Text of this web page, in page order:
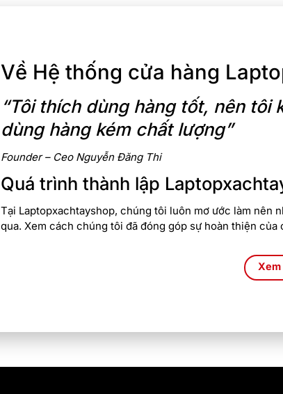
Về Hệ thống cửa hàng
“Tôi thích dùng hàng tốt, nên tôi
dùng hàng kém chất lượng”
Founder – Ceo Nguyễn Đăng Thi
Quá trình thành lập
Tại Laptopxachtayshop, chúng tôi luôn mơ ước làm nên
qua. Xem cách chúng tôi đã đóng góp sự hoàn thiện